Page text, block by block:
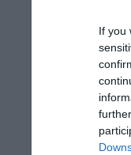
If you